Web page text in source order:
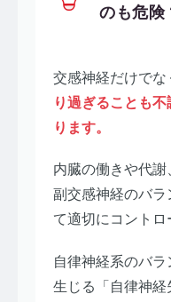
のも危険
交感神経だけでな
り過ぎることも
ります。
内臓の働きや代謝
副交感神経のバ
て適切にコントロ
自律神経系のバ
生じる「自律神